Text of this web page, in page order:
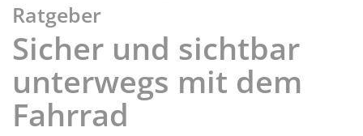
Ratgeber
Sicher und sichtbar
unterwegs mit dem
Fahrrad